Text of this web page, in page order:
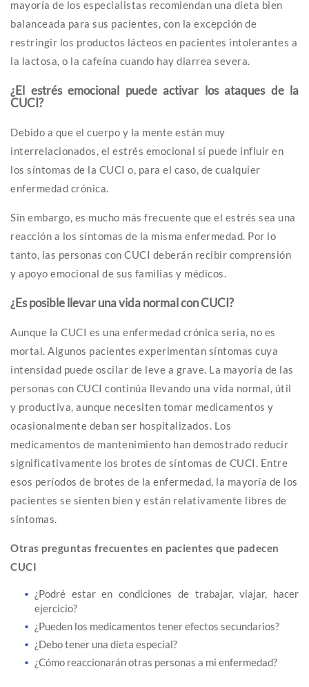
mayoría de los especialistas recomiendan una dieta bien
balanceada para sus pacientes, con la excepción de
restringir los productos lácteos en pacientes intolerantes a
la lactosa, o la cafeína cuando hay diarrea severa.
¿El estrés emocional puede activar los ataques de la
CUCI?
Debido a que el cuerpo y la mente están muy
interrelacionados, el estrés emocional sí puede influir en
los síntomas de la CUCI o, para el caso, de cualquier
enfermedad crónica.
Sin embargo, es mucho más frecuente que el estrés sea una
reacción a los síntomas de la misma enfermedad. Por lo
tanto, las personas con CUCI deberán recibir comprensión
y apoyo emocional de sus familias y médicos.
¿Es posible llevar una vida normal con CUCI?
Aunque la CUCI es una enfermedad crónica seria, no es
mortal. Algunos pacientes experimentan síntomas cuya
intensidad puede oscilar de leve a grave. La mayoría de las
personas con CUCI continúa llevando una vida normal, útil
y productiva, aunque necesiten tomar medicamentos y
ocasionalmente deban ser hospitalizados. Los
medicamentos de mantenimiento han demostrado reducir
significativamente los brotes de síntomas de CUCI. Entre
esos períodos de brotes de la enfermedad, la mayoría de los
pacientes se sienten bien y están relativamente libres de
síntomas.
Otras preguntas frecuentes en pacientes que padecen
CUCI
¿Podré estar en condiciones de trabajar, viajar, hacer
ejercicio?
¿Pueden los medicamentos tener efectos secundarios?
¿Debo tener una dieta especial?
¿Cómo reaccionarán otras personas a mi enfermedad?